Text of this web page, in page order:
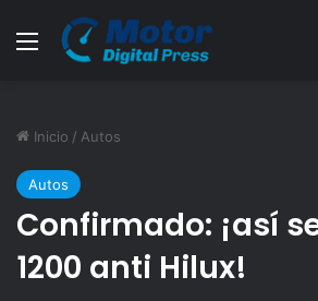
Menú
Inicio / Autos
Autos
Confirmado: ¡así
1200 anti Hilux!